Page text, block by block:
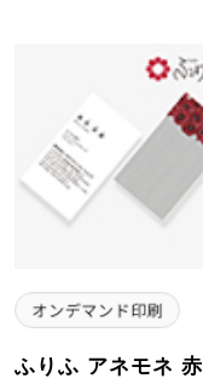
ふりふ アネモネ 赤